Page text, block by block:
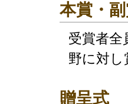
本賞・
受賞者全
野に対し
贈呈式